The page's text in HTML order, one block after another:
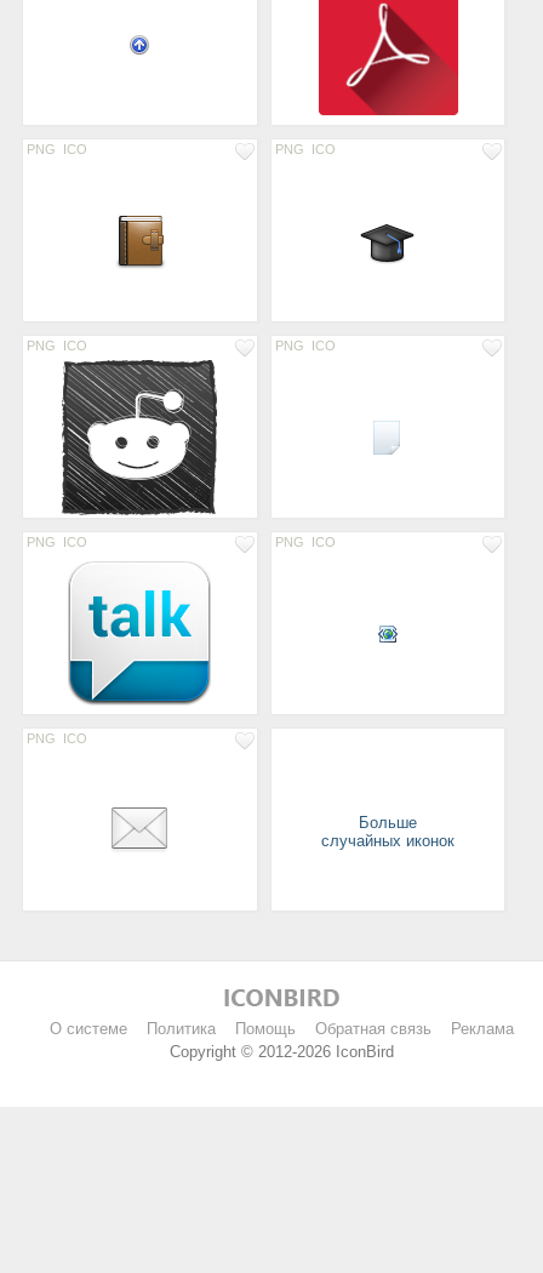
PNG ICO PNG ICO
PNG ICO PNG ICO
PNG ICO PNG ICO
PNG ICO
Больше
случайных иконок
О системе Политика Помощь Обратная связь
Реклама
Copyright © 2012-2026 IconBird